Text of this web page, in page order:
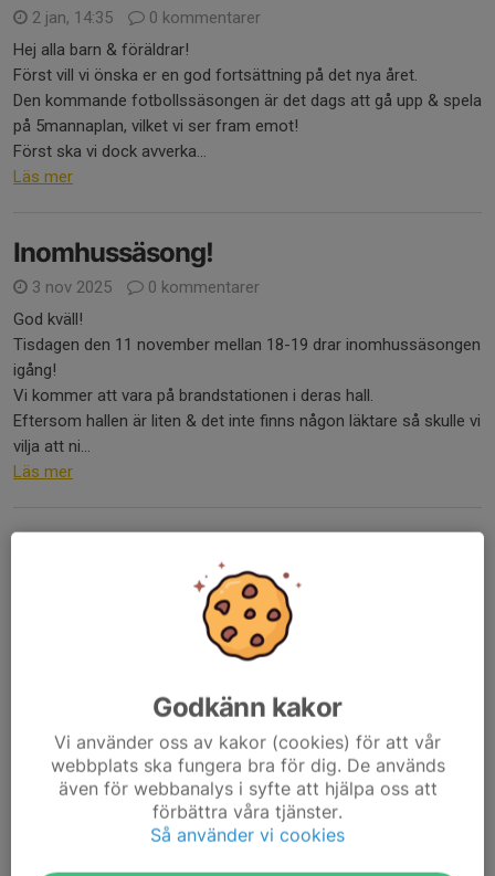
2 jan, 14:35
0 kommentarer
Hej alla barn & föräldrar!
Först vill vi önska er en god fortsättning på det nya året.
Den kommande fotbollssäsongen är det dags att gå upp & spela
på 5mannaplan, vilket vi ser fram emot!
Först ska vi dock avverka...
Läs mer
Inomhussäsong!
3 nov 2025
0 kommentarer
God kväll!
Tisdagen den 11 november mellan 18-19 drar inomhussäsongen
igång!
Vi kommer att vara på brandstationen i deras hall.
Eftersom hallen är liten & det inte finns någon läktare så skulle vi
vilja att ni...
Läs mer
0 kommentarer
Kommer nu med lite info angående sista utpmhusträningen &
framtida inomhusträningar i höst/vinter.
Nästa vecka den 30/9 är träningen inställd pga utbildning för oss
ledare.
Veckan därpå den 7/10 är det årets...
Godkänn kakor
Vi använder oss av kakor (cookies) för att vår
webbplats ska fungera bra för dig. De används
även för webbanalys i syfte att hjälpa oss att
förbättra våra tjänster.
Så använder vi cookies